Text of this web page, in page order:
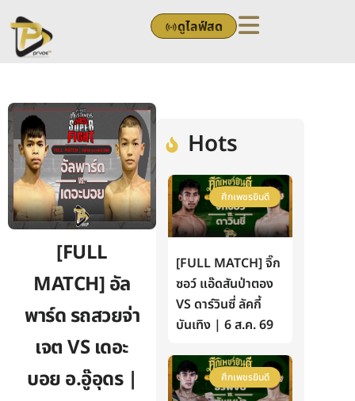
to
content
ดูไลฟ์สด
[FULL
MATCH] อัล
พาร์ด รถสวยจ่า
เจต VS เดอะ
บอย อ.อู๊อุดร |
Hots
ศึกเพชรยินดี
[FULL MATCH] จิ๊ก
ซอว์ แอ๊ดสันป่าตอง
VS ดาร์วินซี่ ลัคกี้
บันเทิง | 6 ส.ค. 69
ศึกเพชรยินดี